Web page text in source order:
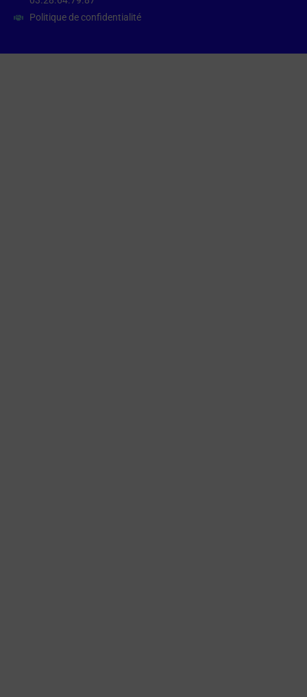
Politique de confidentialité